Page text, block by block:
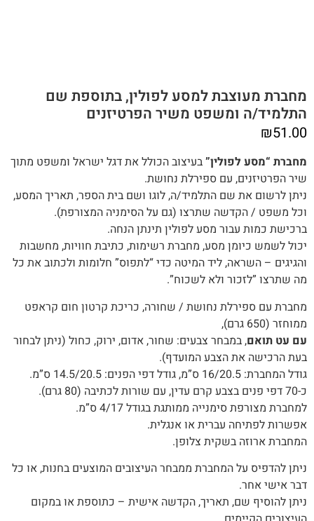
מחברת מעוצבת למסע לפולין, בתוספת שם
התלמיד/ה ומשפט משיר הפרטיזנים
₪51.00
מחברת “מסע לפולין”בעיצוב הכולל את דגל ישראל ומשפט מתוך
שיר הפרטיזנים, עם ספירלת נחושת.
ניתן לרשום את שם התלמיד/ה, לוגו ושם בית הספר, תאריך המסע,
וכל משפט / הקדשה שתרצו (גם על הסימניה המצורפת).
ברכישת כמות עבור מסע לפולין תינתן הנחה.
‬מה‭ ‬שתרצו‭ ‬”לזכור ולא‭ ‬לשכוח”.
מחברת עם ספירלת נחושת / שחורה, כריכת קרטון חום קראפט
ממוחזר (650 גרם),
עם עט תואם, במבחר צבעים: שחור, אדום, ירוק, כחול (ניתן לבחור
בעת הרכישה את הצבע המועדף).
גודל המחברת: 16/20.5 ס”מ, גודל דפי הפנים: 14.5/20.5 ס”מ.
כ-70 דפי פנים בצבע קרם עדין, עם שורות לכתיבה (80 גרם).
למחברת מצורפת סימנייה ממותגת בגודל 4/17 ס”מ.
אפשרות לפתיחה עברית או אנגלית.
המחברת ארוזה בשקית צלופן.‬
‬דבר‭ ‬אישי‭ ‬אחר‭.‬
ניתן‭ ‬להוסיף‭ ‬שם‭,‬ תאריך, ‬הקדשה‭ ‬אישית – כתוספת או במקום